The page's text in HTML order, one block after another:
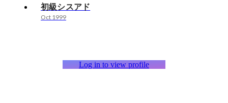
初級シスアド
Oct 1999
Log in to view profile